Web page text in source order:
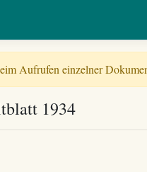
Aufrufen einzelner
1934